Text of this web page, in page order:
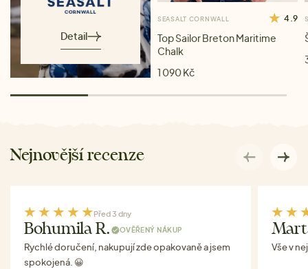
Detail
SEASALT CORNWALL 4.9
Top Sailor Breton Maritime
Chalk
1 090 Kč
Nejnovější recenze
Před 3 dny
Bohumila R. OVĚŘENÝ NÁKUP
Rychlé doručení, nakupují zde opakovaně a jsem
spokojená. 😀
Vše v